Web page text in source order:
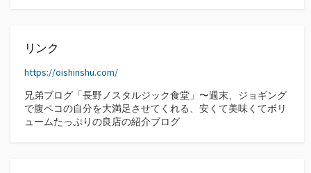
リンク
https://oishinshu.com/
兄弟ブログ「長野ノスタルジック食堂」〜週末、ジョギング
で腹ペコの自分を大満足させてくれる、安くて美味くてボリ
ュームたっぷりの良店の紹介ブログ